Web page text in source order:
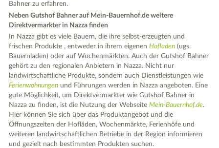
Bahner zu erfahren.
Neben Gutshof Bahner auf Mein-Bauernhof.de weitere
Direktvermarkter in Nazza finden
In Nazza gibt es viele Bauern, die ihre selbst-erzeugten und
frischen Produkte , entweder in ihrem eigenenHofladen (ugs.
Bauernladen) oder auf Wochenmärkten. Auch der Gutshof Bahner
gehört zu den regionalen Anbietern in Nazza. Nicht nur
landwirtschaftliche Produkte, sondern auch Dienstleistungen wie
Ferienwohnungen und Führungen werden in Nazza angeboten. Eine
gute Möglichkeit, um Direktvermarkter wie Gutshof Bahner in
Nazza zu finden, ist die Nutzung der WebseiteMein-Bauernhof.de.
Hier können Sie sich über das Produktangebot und die
Öffnungszeiten der Hofläden, Wochenmärkte, Ferienhöfe und
weiteren landwirtschaftlichen Betriebe in der Region informieren
und gezielt nach bestimmten Produkten suchen.